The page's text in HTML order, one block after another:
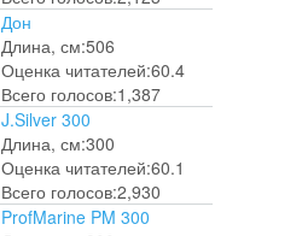
Дон
Длина, см:506
Оценка читателей:60.4
Всего голосов:1,387
J.Silver 300
Длина, см:300
Оценка читателей:60.1
Всего голосов:2,930
ProfMarine PM 300